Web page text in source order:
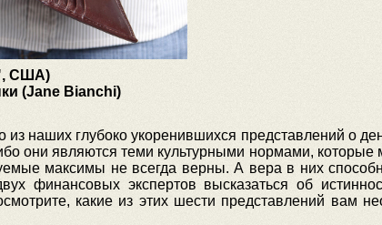
США)
(Jane Bianchi)
из наших глубоко укоренившихся представлений о
они являются теми культурными нормами,
максимы не всегда верны. А вера в них
финансовых экспертов высказаться об
какие из этих шести представлений вам